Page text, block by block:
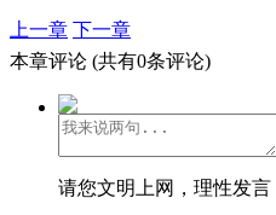
上一章 下一章
本章评论 (共有0条评论)
请您文明上网，理性发